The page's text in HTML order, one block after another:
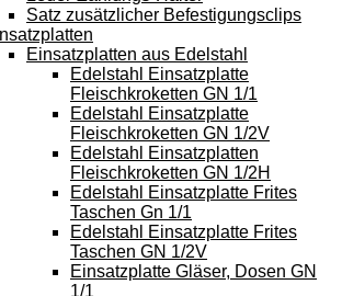
Satz zusätzlicher Befestigungsclips
Einsatzplatten aus Edelstahl
Edelstahl Einsatzplatte
Fleischkroketten GN 1/1
Edelstahl Einsatzplatte
Fleischkroketten GN 1/2V
Edelstahl Einsatzplatten
Fleischkroketten GN 1/2H
Edelstahl Einsatzplatte Frites
Taschen Gn 1/1
Edelstahl Einsatzplatte Frites
Taschen GN 1/2V
Einsatzplatte Gläser, Dosen GN
1/1